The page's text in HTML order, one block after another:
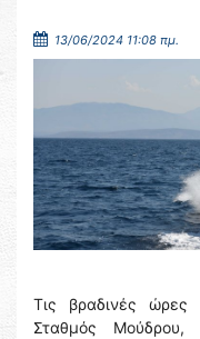
13/06/2024 11:08 πμ.
Τις βραδινές ώρες
Σταθμός Μούδρου,